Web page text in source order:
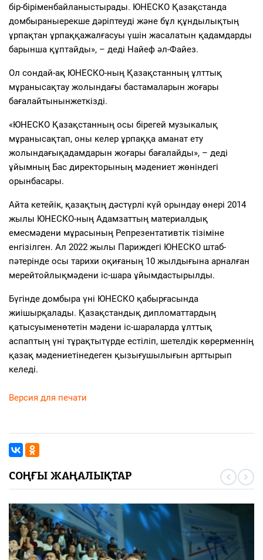
бір-біріменбайланыстырады. ЮНЕСКО Қазақстанда
домбыраныерекше дәріптеуді және бұл құндылықтың
ұрпақтан ұрпаққажалғасуы үшін жасалатын қадамдарды
барынша құптайды», – деді Найеф әл-Файез.
Ол сондай-ақ ЮНЕСКО-ның Қазақстанның ұлттық
мұранысақтау жолындағы бастамаларын жоғары
бағалайтынынжеткізді.
«ЮНЕСКО Қазақстанның осы бірегей музыкалық
мұранысақтап, оны келер ұрпаққа аманат ету
жолындағықадамдарын жоғары бағалайды», – деді
ұйымның Бас директорының мәдениет жөніндегі
орынбасары.
Айта кетейік, қазақтың дәстүрлі күй орындау өнері 2014
жылы ЮНЕСКО-ның Адамзаттың материалдық
емесмәдени мұрасының Репрезентативтік тізіміне
енгізілген. Ал 2022 жылы Париждегі ЮНЕСКО штаб-
пәтерінде осы тарихи оқиғаның 10 жылдығына арналған
мерейтойлықмәдени іс-шара ұйымдастырылды.
Бүгінде домбыра үні ЮНЕСКО қабырғасында
жиішырқалады. Қазақстандық дипломаттардың
қатысуыменөтетін мәдени іс-шараларда ұлттық
аспаптың үні тұрақтытүрде естіліп, шетелдік көрерменнің
қазақ мәдениетінедеген қызығушылығын арттырып
келеді.
Версия для печати
СОҢҒЫ ЖАҢАЛЫҚТАР